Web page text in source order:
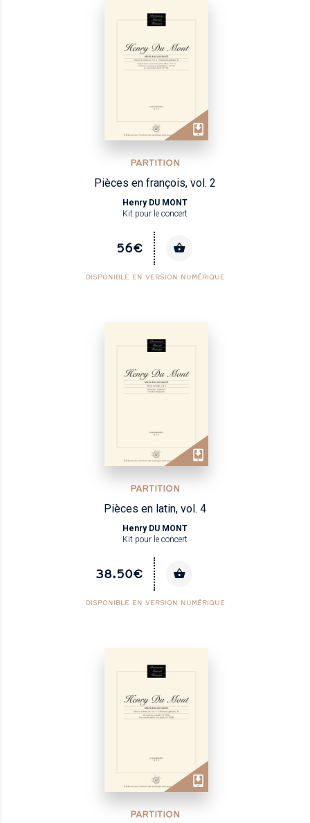
PARTITION
Pièces en françois, vol. 2
Henry DU MONT
Kit pour le concert
56€
DISPONIBLE EN VERSION NUMÉRIQUE
PARTITION
Pièces en latin, vol. 4
Henry DU MONT
Kit pour le concert
38.50€
DISPONIBLE EN VERSION NUMÉRIQUE
PARTITION